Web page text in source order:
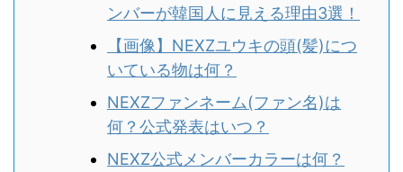
ンバーが韓国人に見える理由3選！
【画像】NEXZユウキの頭(髪)につ
いている物は何？
NEXZファンネーム(ファン名)は
何？公式発表はいつ？
NEXZ公式メンバーカラーは何？